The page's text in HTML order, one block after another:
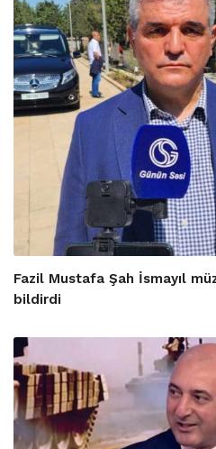
Fazil Mustafa Şah İsmayıl
bildirdi